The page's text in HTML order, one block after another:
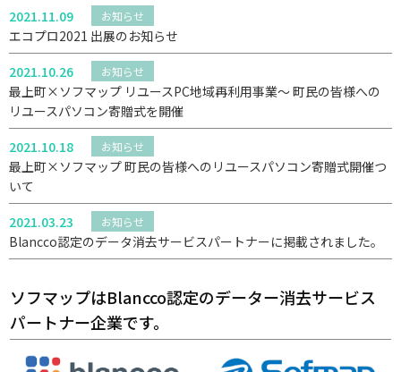
2021.11.09
お知らせ
エコプロ2021 出展のお知らせ
2021.10.26
お知らせ
最上町×ソフマップ リユースPC地域再利用事業～ 町民の皆様への
リユースパソコン寄贈式を開催
2021.10.18
お知らせ
最上町×ソフマップ 町民の皆様へのリユースパソコン寄贈式開催つ
いて
2021.03.23
お知らせ
Blancco認定のデータ消去サービスパートナーに掲載されました。
ソフマップはBlancco認定のデーター消去サービス
パートナー企業です。